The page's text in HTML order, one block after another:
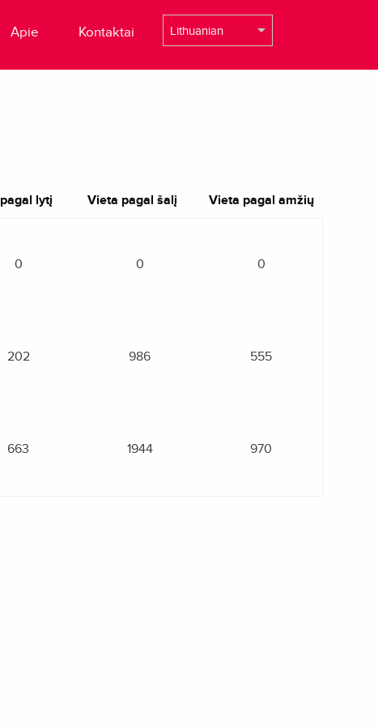
Apie Kontaktai
lytį Vieta pagal šalį Vieta pagal amžių
0 0 0
202 986 555
663 1944 970